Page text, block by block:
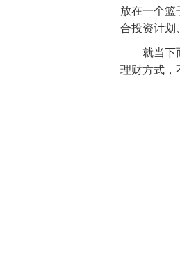
放在一个篮
合投资计划
就当下而
理财方式，